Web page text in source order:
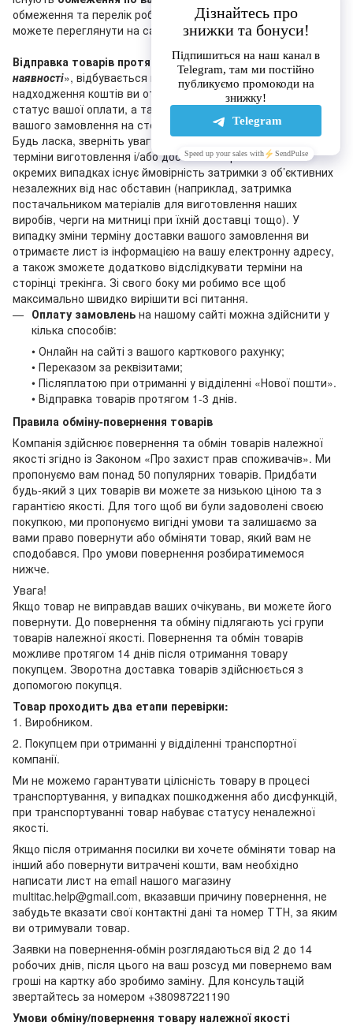
обмеження та перелік робочих відділень «Нової пошти» ви
можете переглянути на сайті перевізника.
Відправка товарів протягом 1-3 днів, що мають статус «
наявності», відбувається після оплати замовлення (після
надходження коштів ви отримаєте лист, що підтверджує
статус вашої оплати, а також ви побачите зміну статусу
вашого замовлення на сторінці трекінга на нашому сайті).
Будь ласка, зверніть увагу на те, що зазначені на сайті
терміни виготовлення і/або доставки є орієнтовними: в
окремих випадках існує ймовірність затримки з об’єктивних
незалежних від нас обставин (наприклад, затримка
постачальником матеріалів для виготовлення наших
виробів, черги на митниці при їхній доставці тощо). У
випадку зміни терміну доставки вашого замовлення ви
отримаєте лист із інформацією на вашу електронну адресу,
а також зможете додатково відслідкувати терміни на
сторінці трекінга. Зі свого боку ми робимо все щоб
максимально швидко вирішити всі питання.
Оплату замовлень на нашому сайті можна здійснити у
кілька способів:
• Онлайн на сайті з вашого карткового рахунку;
• Переказом за реквізитами;
• Післяплатою при отриманні у відділенні «Нової пошти».
• Відправка товарів протягом 1-3 днів.
Правила обміну-повернення товарів
Компанія здійснює повернення та обмін товарів належної
якості згідно із Законом «Про захист прав споживачів». Ми
пропонуємо вам понад 50 популярних товарів. Придбати
будь-який з цих товарів ви можете за низькою ціною та з
гарантією якості. Для того щоб ви були задоволені своєю
покупкою, ми пропонуємо вигідні умови та залишаємо за
вами право повернути або обміняти товар, який вам не
сподобався. Про умови повернення розбиратимемося
нижче.
Увага!
Якщо товар не виправдав ваших очікувань, ви можете його
повернути. До повернення та обміну підлягають усі групи
товарів належної якості. Повернення та обмін товарів
можливе протягом 14 днів після отримання товару
покупцем. Зворотна доставка товарів здійснюється з
допомогою покупця.
Товар проходить два етапи перевірки:
1. Виробником.
2. Покупцем при отриманні у відділенні транспортної
компанії.
Ми не можемо гарантувати цілісність товару в процесі
транспортування, у випадках пошкодження або дисфункцій,
при транспортуванні товар набуває статусу неналежної
якості.
Якщо після отримання посилки ви хочете обміняти товар на
інший або повернути витрачені кошти, вам необхідно
написати лист на email нашого магазину
multitac.help@gmail.com, вказавши причину повернення, не
забудьте вказати свої контактні дані та номер ТТН, за яким
ви отримували товар.
Заявки на повернення-обмін розглядаються від 2 до 14
робочих днів, після цього на ваш розсуд ми повернемо вам
гроші на картку або зробимо заміну. Для консультацій
звертайтесь за номером +380987221190
Умови обміну/повернення товару належної якості